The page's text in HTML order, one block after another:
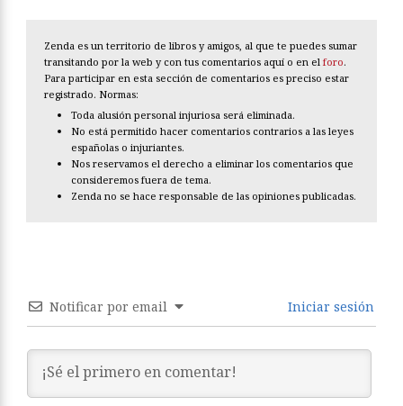
Zenda es un territorio de libros y amigos, al que te puedes sumar
transitando por la web y con tus comentarios aquí o en el foro.
Para participar en esta sección de comentarios es preciso estar
registrado. Normas:
Toda alusión personal injuriosa será eliminada.
No está permitido hacer comentarios contrarios a las leyes
españolas o injuriantes.
Nos reservamos el derecho a eliminar los comentarios que
consideremos fuera de tema.
Zenda no se hace responsable de las opiniones publicadas.
Notificar por email Iniciar sesión